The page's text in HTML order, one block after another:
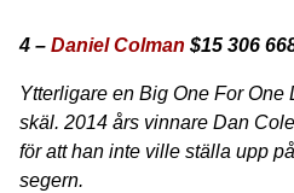
4 – Daniel Colman $15 306
Ytterligare en Big One For One
skäl. 2014 års vinnare Dan
för att han inte ville ställa upp
segern.